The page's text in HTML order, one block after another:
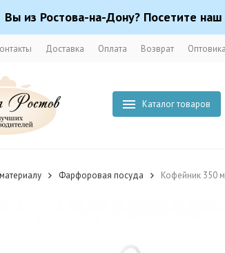
Вы из Ростова-на-Дону? Посетите
Доставка Оплата Возврат
Каталог товаров
Фарфоровая посуда Кофейник 350